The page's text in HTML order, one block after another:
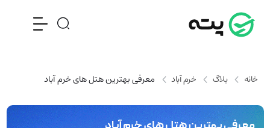
خانه بلاگ خرم آباد معرفی بهترین هتل‌ های خرم آباد